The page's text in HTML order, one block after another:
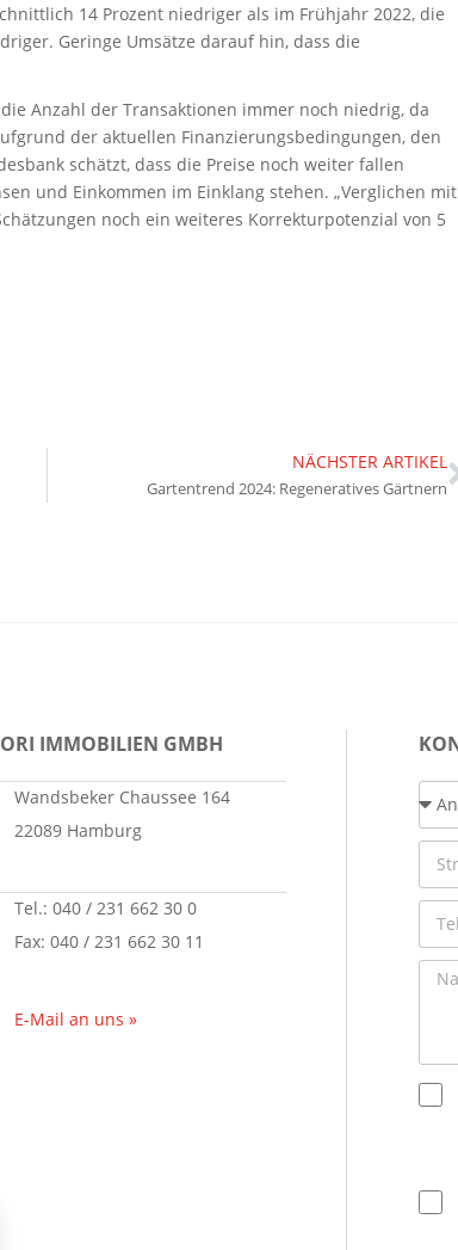
14 Prozent niedriger als im Frühjahr 2022, die
Geringe Umsätze darauf hin, dass die
Anzahl der Transaktionen immer noch niedrig, da
der aktuellen Finanzierungsbedingungen, den
schätzt, dass die Preise noch weiter fallen
und Einkommen im Einklang stehen. „Verglichen mit
noch ein weiteres Korrekturpotenzial von 5
NÄCHSTER ARTIKEL
Gartentrend 2024: Regeneratives Gärtnern
IMMOBILIEN GMBH
Wandsbeker Chaussee 164
22089 Hamburg
Tel.: 040 / 231 662 30 0
Fax: 040 / 231 662 30 11
E-Mail an uns »